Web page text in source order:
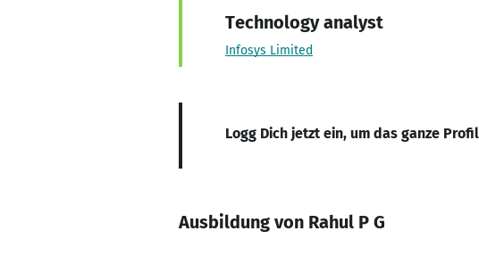
Technology analyst
Infosys Limited
Logg Dich jetzt ein, um das ganze
Ausbildung von Rahul P G